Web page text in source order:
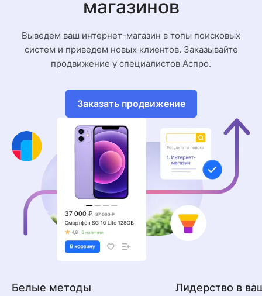
магазинов
Выведем ваш интернет-магазин в топы поисковых
систем и приведем новых клиентов. Заказывайте
продвижение у специалистов Аспро.
Заказать продвижение
Белые методы
Лидерство в